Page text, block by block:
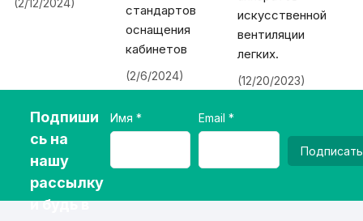
стандартов
оснащения
кабинетов
(2/6/2024)
искусственной
вентиляции
легких.
(12/20/2023)
Подпиши
сь на
нашу
рассылку
и будь в
Имя Email